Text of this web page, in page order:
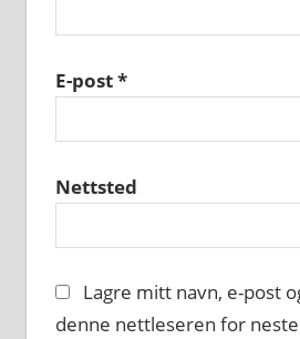
E-post*
Nettsted
Lagre mitt navn, e-post
denne nettleseren for neste